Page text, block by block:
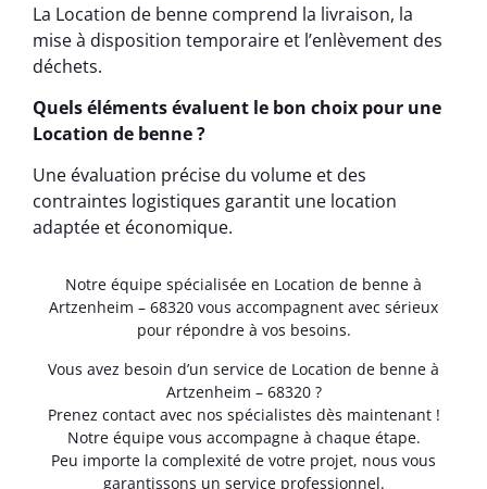
La Location de benne comprend la livraison, la
mise à disposition temporaire et l’enlèvement des
déchets.
Quels éléments évaluent le bon choix pour une
Location de benne ?
Une évaluation précise du volume et des
contraintes logistiques garantit une location
adaptée et économique.
Notre équipe spécialisée en Location de benne à
Artzenheim – 68320 vous accompagnent avec sérieux
pour répondre à vos besoins.
Vous avez besoin d’un service de Location de benne à
Artzenheim – 68320 ?
Prenez contact avec nos spécialistes dès maintenant !
Notre équipe vous accompagne à chaque étape.
Peu importe la complexité de votre projet, nous vous
garantissons un service professionnel.